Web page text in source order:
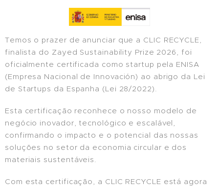
Temos o prazer de anunciar que a CLIC RECYCLE,
finalista do Zayed Sustainability Prize 2026, foi
oficialmente certificada como startup pela ENISA
(Empresa Nacional de Innovación) ao abrigo da Lei
de Startups da Espanha (Lei 28/2022).
Esta certificação reconhece o nosso modelo de
negócio inovador, tecnológico e escalável,
confirmando o impacto e o potencial das nossas
soluções no setor da economia circular e dos
materiais sustentáveis.
Com esta certificação, a CLIC RECYCLE está agora